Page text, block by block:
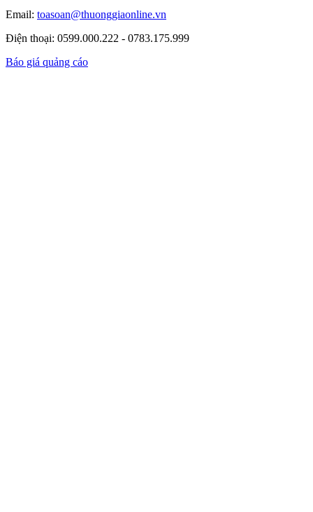
Email: toasoan@thuonggiaonline.vn
Điện thoại: 0599.000.222 - 0783.175.999
Báo giá quảng cáo